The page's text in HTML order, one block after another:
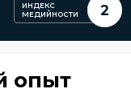
ИНДЕКС
МЕДИЙНОСТИ
2
опыт